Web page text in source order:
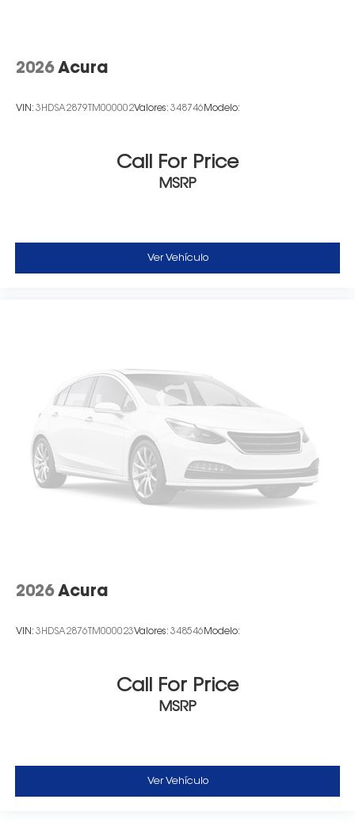
2026 Acura
VIN: 3HDSA2879TM000002Valores: 348746 Modelo:
Call For Price
MSRP
Ver Vehículo
2026 Acura
VIN: 3HDSA2876TM000023Valores: 348546 Modelo:
Call For Price
MSRP
Ver Vehículo